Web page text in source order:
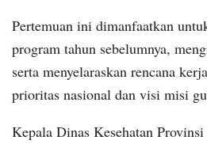
Pertemuan ini dimanfaatkan
program tahun sebelumnya,
serta menyelaraskan rencana
prioritas nasional dan visi misi
Kepala Dinas Kesehatan